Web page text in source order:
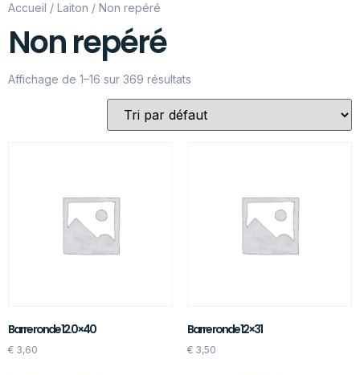
Accueil / Laiton / Non repéré
Non repéré
Affichage de 1–16 sur 369 résultats
Barre ronde 12.0×40
€ 3,60
Barre ronde 12×31
€3,50